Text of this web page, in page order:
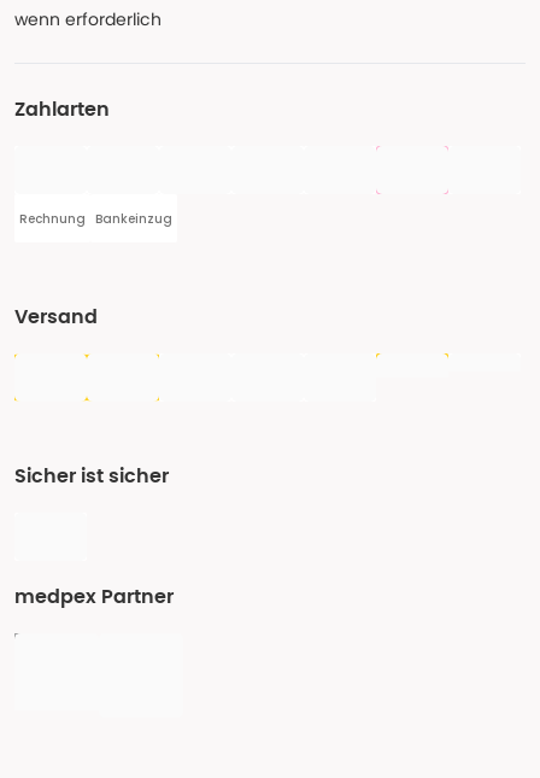
wenn erforderlich
Zahlarten
Rechnung Bankeinzug
Versand
Sicher ist sicher
medpex Partner